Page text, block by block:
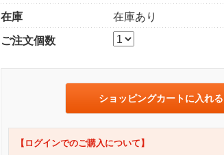
在庫
在庫あり
ご注文個数
ショッピングカートに入れる
【ログインでのご購入について】